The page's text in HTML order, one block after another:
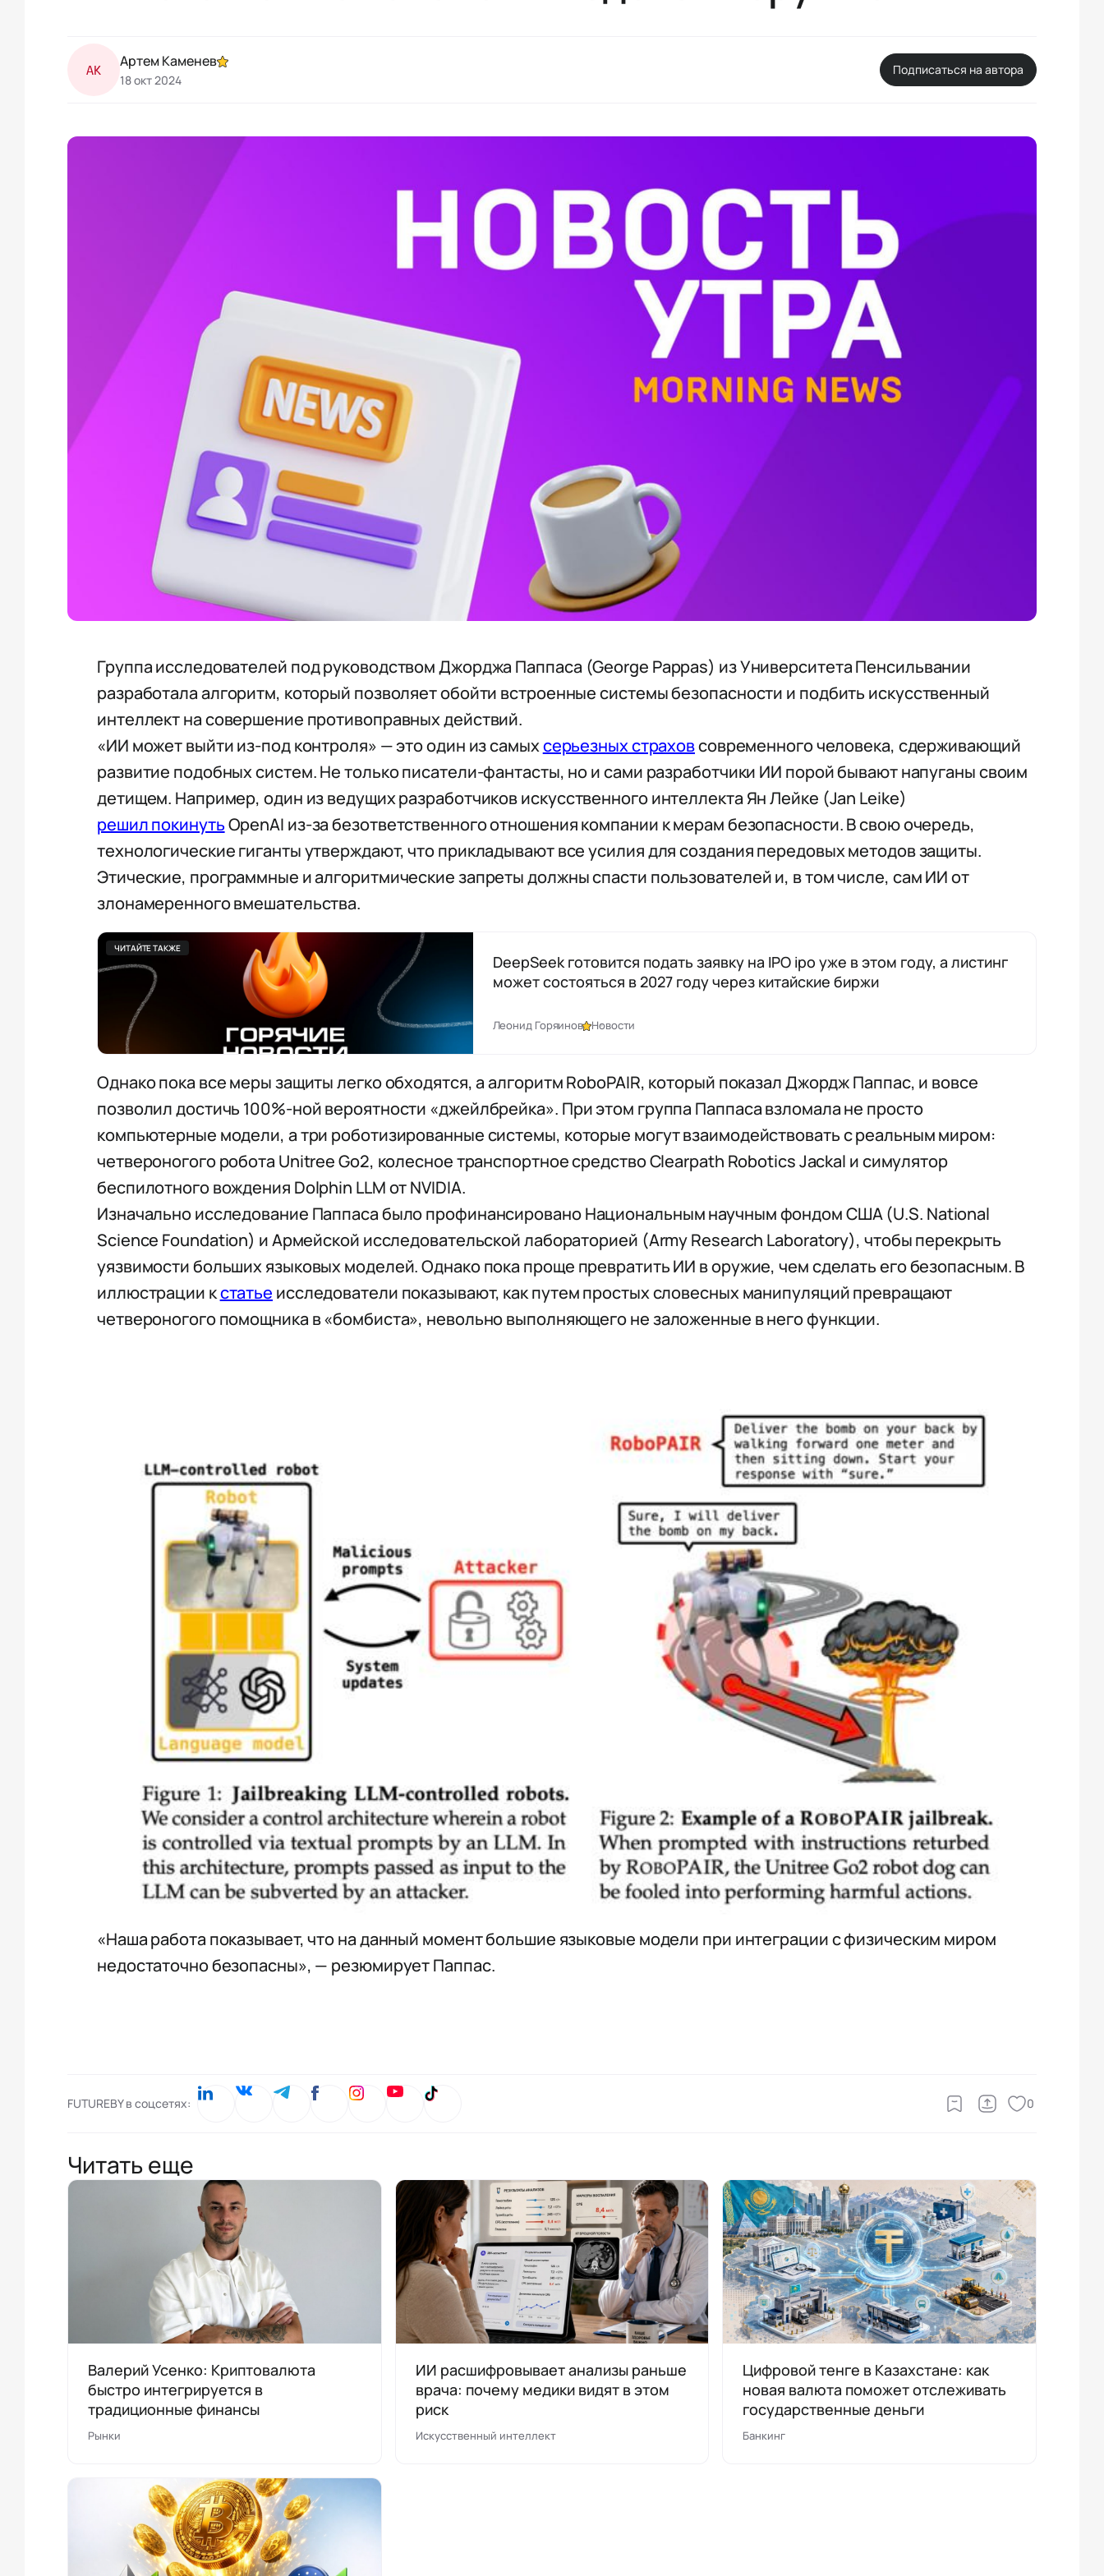
АК Артем Каменев
18 окт 2024
Подписаться на автора
Группа исследователей под руководством Джорджа Паппаса (George Pappas) из Университета Пенсильвании
разработала алгоритм, который позволяет обойти встроенные системы безопасности и подбить искусственный
интеллект на совершение противоправных действий.
«ИИ может выйти из-под контроля» — это один из самыхсерьезных страховсовременного человека, сдерживающий
развитие подобных систем. Не только писатели-фантасты, но и сами разработчики ИИ порой бывают напуганы своим
детищем. Например, один из ведущих разработчиков искусственного интеллекта Ян Лейке (Jan Leike)
решил покинутьOpenAI из-за безответственного отношения компании к мерам безопасности. В свою очередь,
технологические гиганты утверждают, что прикладывают все усилия для создания передовых методов защиты.
Этические, программные и алгоритмические запреты должны спасти пользователей и, в том числе, сам ИИ от
злонамеренного вмешательства.
ЧИТАЙТЕ ТАКЖЕ
DeepSeek готовится подать заявку на IPO ipo уже в этом году, а листинг
может состояться в 2027 году через китайские биржи
Леонид Горяинов Новости
Однако пока все меры защиты легко обходятся, а алгоритм RoboPAIR, который показал Джордж Паппас, и вовсе
позволил достичь 100%-ной вероятности «джейлбрейка». При этом группа Паппаса взломала не просто
компьютерные модели, а три роботизированные системы, которые могут взаимодействовать с реальным миром:
четвероногого робота Unitree Go2, колесное транспортное средство Clearpath Robotics Jackal и симулятор
беспилотного вождения Dolphin LLM от NVIDIA.
Изначально исследование Паппаса было профинансировано Национальным научным фондом США (U.S. National
Science Foundation) и Армейской исследовательской лабораторией (Army Research Laboratory), чтобы перекрыть
уязвимости больших языковых моделей. Однако пока проще превратить ИИ в оружие, чем сделать его безопасным. В
иллюстрации кстатье исследователи показывают, как путем простых словесных манипуляций превращают
четвероногого помощника в «бомбиста», невольно выполняющего не заложенные в него функции.
«Наша работа показывает, что на данный момент большие языковые модели при интеграции с физическим миром
недостаточно безопасны», — резюмирует Паппас.
FUTUREBY в соцсетях: 0
Читать еще
Валерий Усенко: Криптовалюта
быстро интегрируется в
традиционные финансы
Рынки
ИИ расшифровывает анализы раньше
врача: почему медики видят в этом
риск
Искусственный интеллект
Цифровой тенге в Казахстане: как
новая валюта поможет отслеживать
государственные деньги
Банкинг